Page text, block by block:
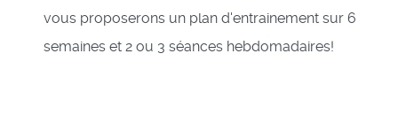
vous proposerons un plan d'entrainement sur 6
semaines et 2 ou 3 séances hebdomadaires!